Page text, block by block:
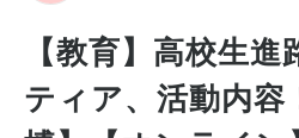
【教育】高校生
ティア、活動内容